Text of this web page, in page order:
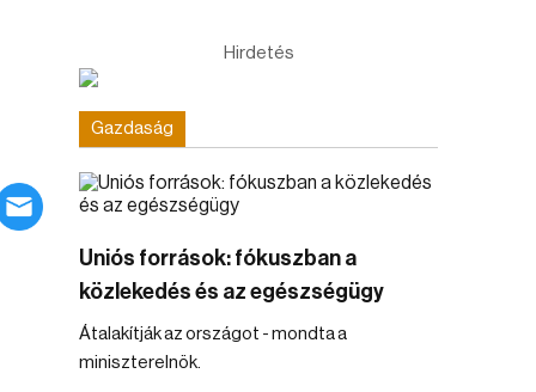
Hirdetés
Gazdaság
Uniós források: fókuszban a
közlekedés és az egészségügy
Átalakítják az országot - mondta a
miniszterelnök.